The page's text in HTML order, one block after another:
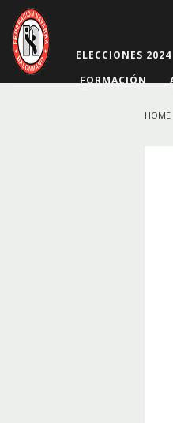
ELECCIONES 2024
FORMACIÓN
HOME